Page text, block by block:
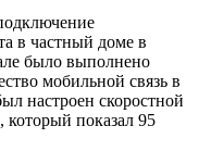
в частный доме в
было выполнено
мобильной связь в
настроен скоростной
который показал 95